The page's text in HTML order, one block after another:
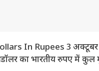
In Rupees 3 अक्टूबर
का भारतीय रुपए में कुल